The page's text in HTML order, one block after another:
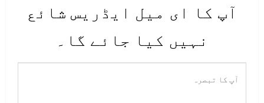
آپ کا ای میل ایڈریس شائع
نہیں کیا جائے گا۔